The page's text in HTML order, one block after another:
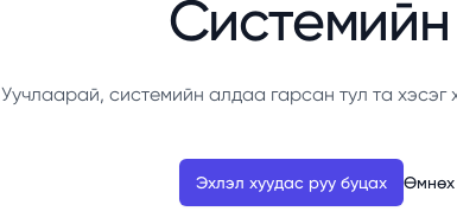
Уучлаарай, системийн алдаа гарсан тул та
Эхлэл хуудас руу буцах Өмнөх